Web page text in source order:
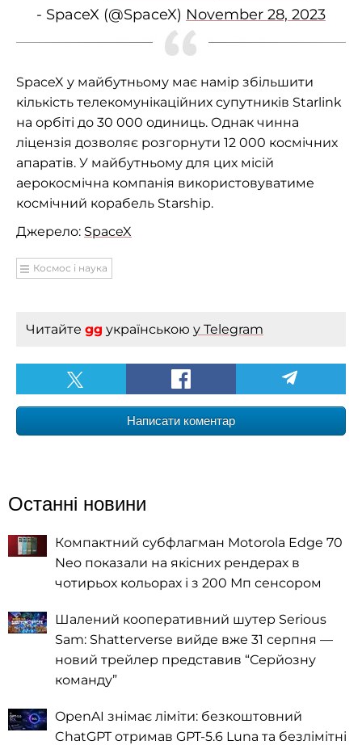
- SpaceX (@SpaceX) November 28, 2023
SpaceX у майбутньому має намір збільшити
кількість телекомунікаційних супутників Starlink
на орбіті до 30 000 одиниць. Однак чинна
ліцензія дозволяє розгорнути 12 000 космічних
апаратів. У майбутньому для цих місій
аерокосмічна компанія використовуватиме
космічний корабель Starship.
Джерело: SpaceX
Космос і наука
Читайте gg українською у Telegram
Написати коментар
Останні новини
Компактний субфлагман Motorola Edge 70
Neo показали на якісних рендерах в
чотирьох кольорах і з 200 Мп сенсором
Шалений кооперативний шутер Serious
Sam: Shatterverse вийде вже 31 серпня —
новий трейлер представив “Серйозну
команду”
OpenAI знімає ліміти: безкоштовний
ChatGPT отримав GPT-5.6 Luna та безлімітні